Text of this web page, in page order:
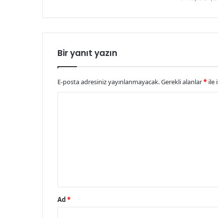
Bir yanıt yazın
E-posta adresiniz yayınlanmayacak.Gerekli alanlar* ile
Ad*